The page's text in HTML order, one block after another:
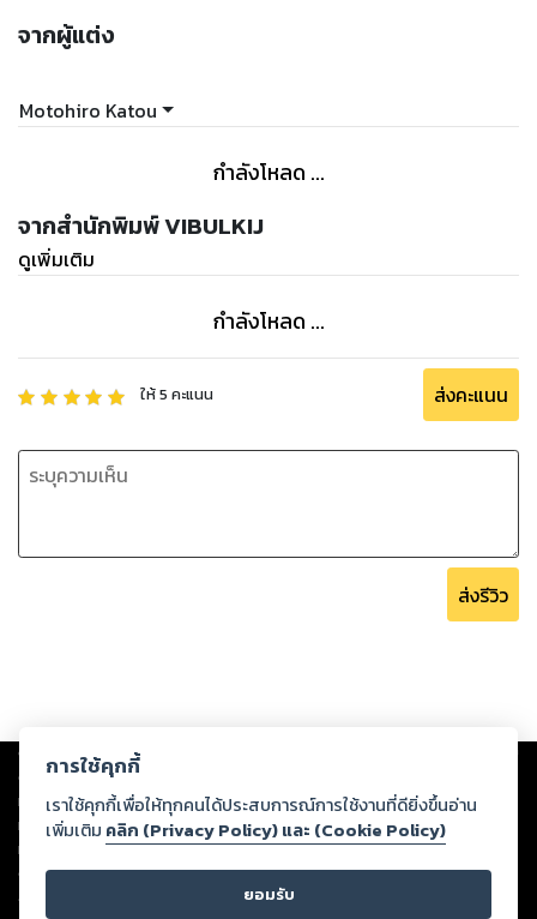
จากผู้แต่ง
Motohiro Katou
กำลังโหลด ...
จากสำนักพิมพ์ VIBULKIJ
ดูเพิ่มเติม
กำลังโหลด ...
ให้5 คะแนน ส่งคะแนน
ส่งรีวิว
Copyright © 2026
ต่อผลงานหรือเนื้อหาใดที่อัปโหลดผ่านเว็บไซต์และปรากฏว่าละเมิดสิทธิใน
ทรัพย์สินทางปัญญาของบุคคลอื่นหรือขัดต่อกฎหมายและศีลธรรม ดังนั้น ผู้อ่าน
ทุกท่านโปรดใช้วิจารณญาณในการกลั่นกรองด้วยตนเอง และหากท่านพบว่าส่วน
หนึ่งส่วนใดขัดต่อกฎหมายและศีลธรรม กรุณาแจ้งมายังบริษัท เพื่อทีมงานจะได้
ดำเนินการในทันที ทั้งนี้ ทางสตอรี่ล็อกขอสงวนลิขสิทธิ์ตามพระราชบัญญัติ
ลิขสิทธิ์ พ.ศ. 2537 (ฉบับล่าสุด)
การใช้คุกกี้
เราใช้คุกกี้เพื่อให้ทุกคนได้ประสบการณ์การใช้งานที่ดียิ่งขึ้นอ่าน
เพิ่มเติม คลิก (Privacy Policy) และ (Cookie Policy)
ยอมรับ